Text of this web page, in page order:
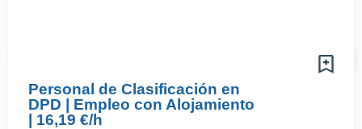
Personal de Clasificación en
DPD | Empleo con Alojamiento
| 16,19 €/h